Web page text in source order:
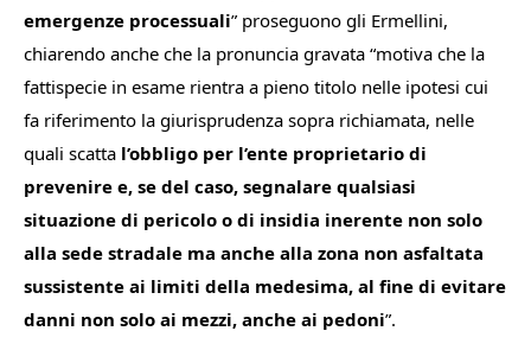
emergenze processuali” proseguono gli Ermellini,
chiarendo anche che la pronuncia gravata “motiva che la
fattispecie in esame rientra a pieno titolo nelle ipotesi cui
fa riferimento la giurisprudenza sopra richiamata, nelle
quali scatta l’obbligo per l’ente proprietario di
prevenire e, se del caso, segnalare qualsiasi
situazione di pericolo o di insidia inerente non solo
alla sede stradale ma anche alla zona non asfaltata
sussistente ai limiti della medesima, al fine di evitare
danni non solo ai mezzi, anche ai pedoni”.